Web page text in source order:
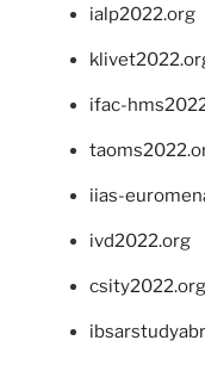
ialp2022.org
ifac-
iias-
ivd2022.org
csity2022.org